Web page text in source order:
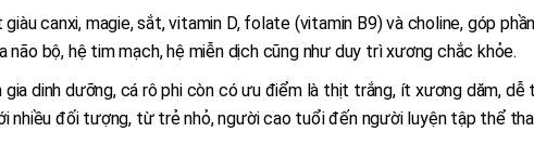
giàu canxi, magie, sắt, vitamin D, folate (vitamin B9) và choline, góp
não bộ, hệ tim mạch, hệ miễn dịch cũng như duy trì xương chắc khỏe.
gia dinh dưỡng, cá rô phi còn có ưu điểm là thịt trắng, ít xương dăm, dễ
nhiều đối tượng, từ trẻ nhỏ, người cao tuổi đến người luyện tập thể